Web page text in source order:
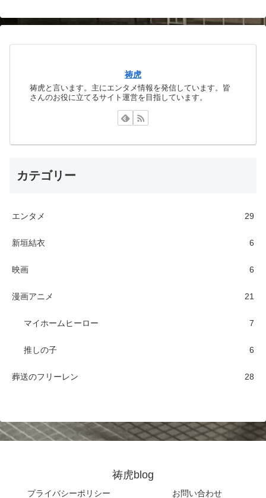
祷虎
祷虎と言います。主にエンタメ情報を発信しています。皆
さんのお役に立てるサイト運営を目指しています。
カテゴリー
エンタメ 29
新垣結衣 6
映画 6
漫画アニメ 21
マイホームヒーロー 7
推しの子 6
葬送のフリーレン 28
祷虎blog
プライバシーポリシー お問い合わせ